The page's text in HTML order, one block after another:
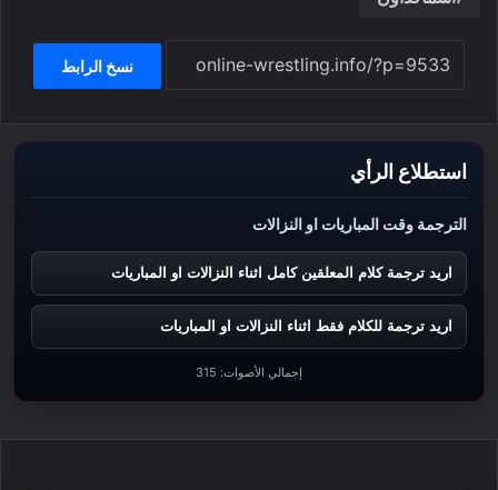
نسخ الرابط
استطلاع الرأي
الترجمة وقت المباريات او النزالات
اريد ترجمة كلام المعلقين كامل اثناء النزالات او المباريات
اريد ترجمة للكلام فقط اثناء النزالات او المباريات
إجمالي الأصوات: 315